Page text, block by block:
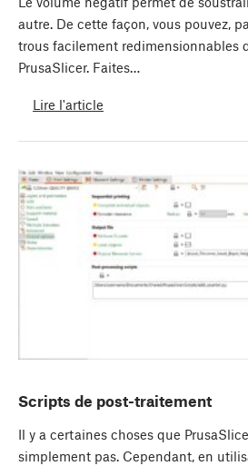
autre. De cette façon, vous pouvez,
trous facilement redimensionnables
PrusaSlicer. Faites…
Lire l'article
Scripts de post-traitement
Il y a certaines choses que
simplement pas. Cependant, en